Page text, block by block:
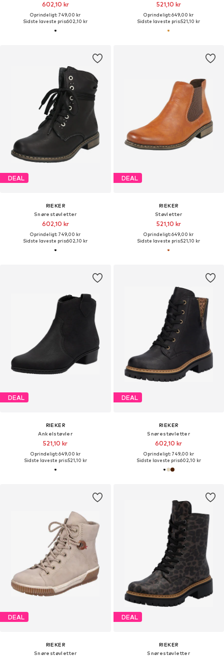
602,10 kr
Oprindeligt: 749,00 kr
Sidste laveste pris:602,10 kr
521,10 kr
Oprindeligt: 649,00 kr
Sidste laveste pris:521,10 kr
DEAL
RIEKER
Snørestøvletter
602,10 kr
Oprindeligt: 749,00 kr
Sidste laveste pris:602,10 kr
DEAL
RIEKER
Støvletter
521,10 kr
Oprindeligt: 649,00 kr
Sidste laveste pris:521,10 kr
DEAL
RIEKER
Ankelstøvler
521,10 kr
Oprindeligt: 649,00 kr
Sidste laveste pris:521,10 kr
DEAL
RIEKER
Snørestøvletter
602,10 kr
Oprindeligt: 749,00 kr
Sidste laveste pris:602,10 kr
DEAL
RIEKER
Snørestøvletter
DEAL
RIEKER
Snørestøvletter